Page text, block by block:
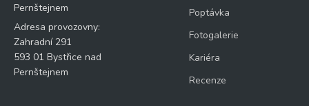
Pernštejnem
Adresa provozovny:
Zahradní 291
593 01 Bystřice nad
Pernštejnem
Poptávka
Fotogalerie
Kariéra
Recenze